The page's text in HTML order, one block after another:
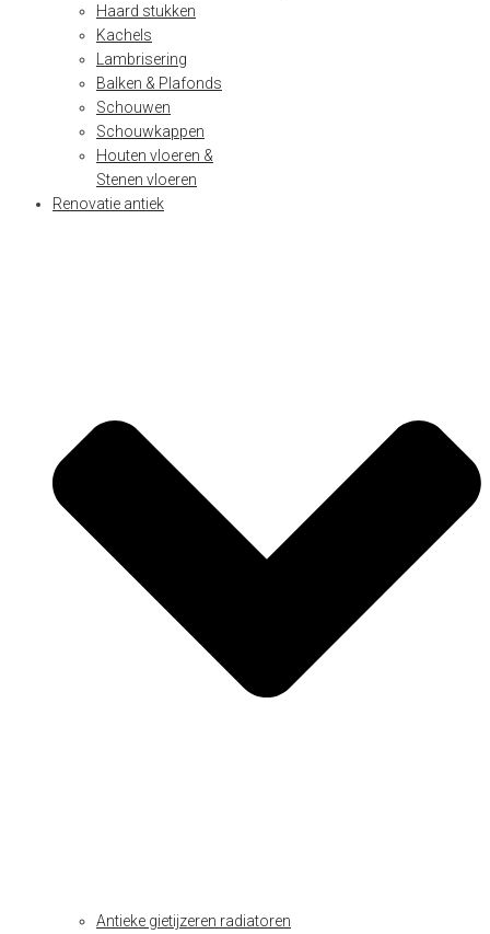
Haard stukken
Kachels
Lambrisering
Balken & Plafonds
Schouwen
Schouwkappen
Houten vloeren &
Stenen vloeren
Renovatie antiek
Antieke gietijzeren radiatoren